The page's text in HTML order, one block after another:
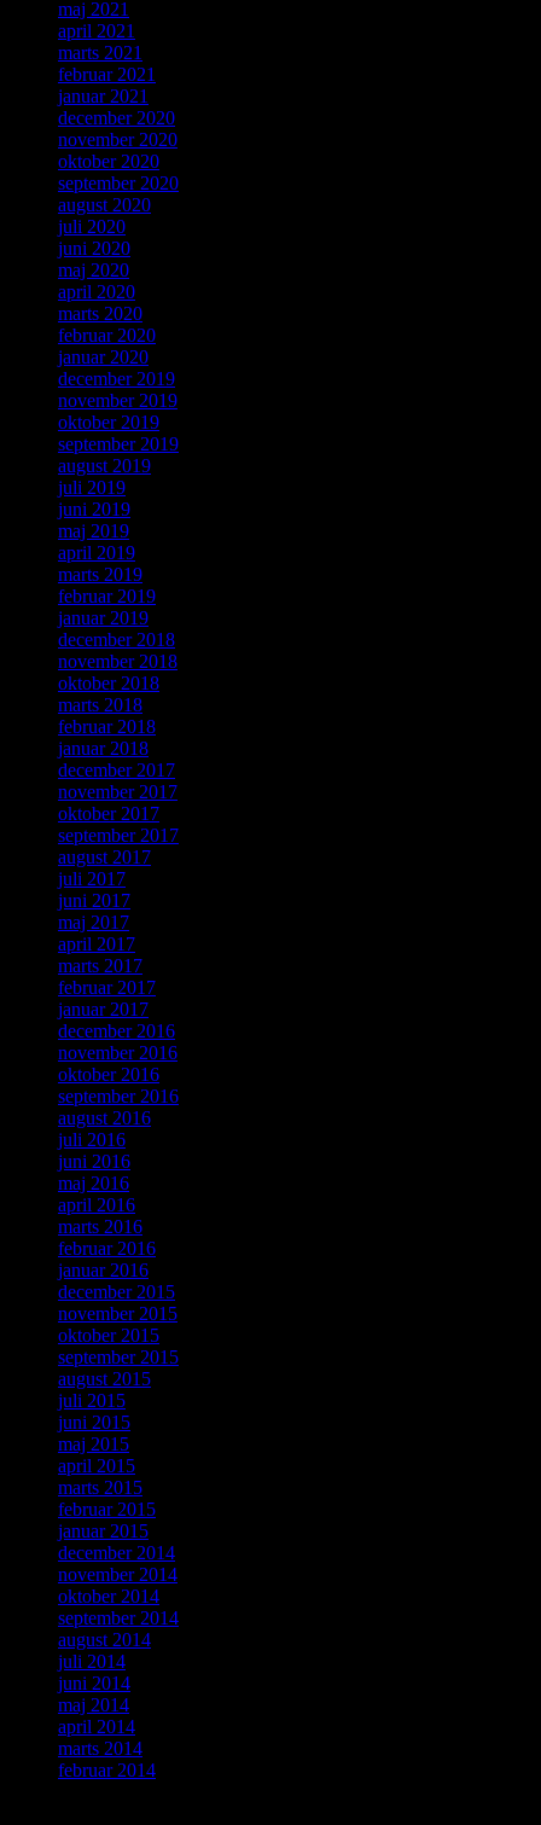
maj 2021
april 2021
marts 2021
februar 2021
januar 2021
december 2020
november 2020
oktober 2020
september 2020
august 2020
juli 2020
juni 2020
maj 2020
april 2020
marts 2020
februar 2020
januar 2020
december 2019
november 2019
oktober 2019
september 2019
august 2019
juli 2019
juni 2019
maj 2019
april 2019
marts 2019
februar 2019
januar 2019
december 2018
november 2018
oktober 2018
marts 2018
februar 2018
januar 2018
december 2017
november 2017
oktober 2017
september 2017
august 2017
juli 2017
juni 2017
maj 2017
april 2017
marts 2017
februar 2017
januar 2017
december 2016
november 2016
oktober 2016
september 2016
august 2016
juli 2016
juni 2016
maj 2016
april 2016
marts 2016
februar 2016
januar 2016
december 2015
november 2015
oktober 2015
september 2015
august 2015
juli 2015
juni 2015
maj 2015
april 2015
marts 2015
februar 2015
januar 2015
december 2014
november 2014
oktober 2014
september 2014
august 2014
juli 2014
juni 2014
maj 2014
april 2014
marts 2014
februar 2014